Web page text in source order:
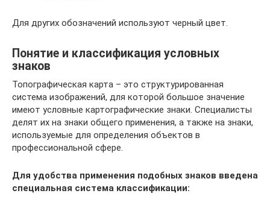
Для других обозначений используют черный цвет.
Понятие и классификация условных
знаков
Топографическая карта – это структурированная
система изображений, для которой большое значение
имеют условные картографические знаки. Специалисты
делят их на знаки общего применения, а также на знаки,
используемые для определения объектов в
профессиональной сфере.
Для удобства применения подобных знаков введена
специальная система классификации: